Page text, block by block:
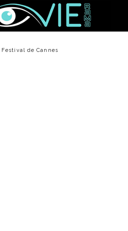
Festival de Cannes